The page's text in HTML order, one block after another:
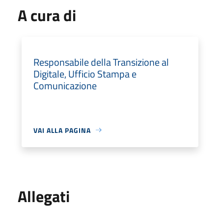
A cura di
Responsabile della Transizione al
Digitale, Ufficio Stampa e
Comunicazione
VAI ALLA PAGINA
Allegati